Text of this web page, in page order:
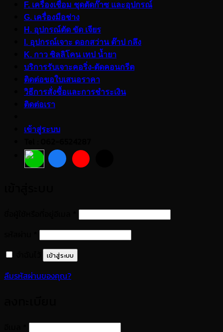
F. เครื่องเชื่อม ชุดตัดก๊าซ และอุปกรณ์
G. เครื่องมือช่าง
H. อุปกรณ์ตัด ขัด เจียร
I. อุปกรณ์เจาะ ดอกสว่าน ต๊าป กลึง
K. กาว ซิลลิโคน เทป น้ำยา
บริการรับเจาะคอริ่ง-ตัดคอนกรีต
ติดต่อขอใบเสนอราคา
วิธีการสั่งซื้อและการชำระเงิน
ติดต่อเรา
เข้าสู่ระบบ
ต้องการ
ต้องการ
เข้าสู่ระบบ
ลืมรหัสผ่านของคุณ?
ต้องการ